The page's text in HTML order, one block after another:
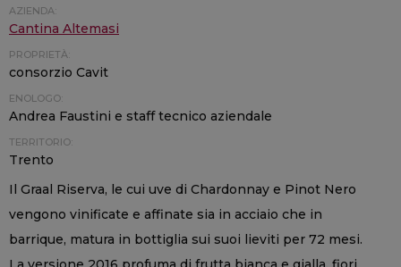
AZIENDA:
Cantina Altemasi
PROPRIETÀ:
consorzio Cavit
ENOLOGO:
Andrea Faustini e staff tecnico aziendale
TERRITORIO:
Trento
Il Graal Riserva, le cui uve di Chardonnay e Pinot Nero
vengono vinificate e affinate sia in acciaio che in
barrique, matura in bottiglia sui suoi lieviti per 72 mesi.